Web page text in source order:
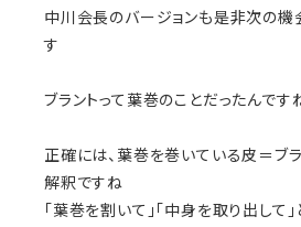
中川会長のバージョンも是非次の機
す
ブラントって葉巻のことだったんです
正確には、葉巻を巻いている皮＝ブ
解釈ですね
「葉巻を割いて」「中身を取り出して